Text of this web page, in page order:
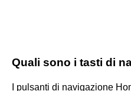
Quali sono i tasti di
I pulsanti di navigazione